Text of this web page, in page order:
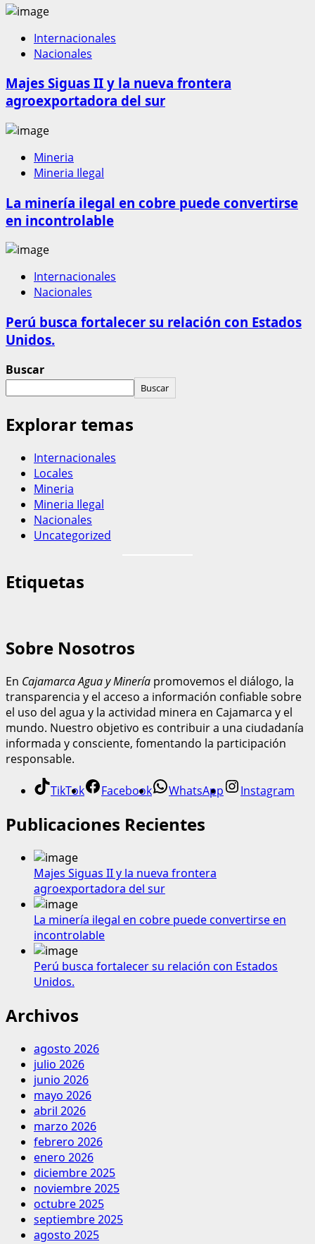
Internacionales
Nacionales
Majes Siguas II y la nueva frontera
agroexportadora del sur
Mineria
Mineria Ilegal
La minería ilegal en cobre puede convertirse
en incontrolable
Internacionales
Nacionales
Perú busca fortalecer su relación con Estados
Unidos.
Buscar
Buscar
Explorar temas
Internacionales
Locales
Mineria
Mineria Ilegal
Nacionales
Uncategorized
Etiquetas
Sobre Nosotros
En Cajamarca Agua y Minería promovemos el diálogo, la
transparencia y el acceso a información confiable sobre
el uso del agua y la actividad minera en Cajamarca y el
mundo. Nuestro objetivo es contribuir a una ciudadanía
informada y consciente, fomentando la participación
responsable.
TikTok Facebook WhatsApp Instagram
Publicaciones Recientes
Majes Siguas II y la nueva frontera
agroexportadora del sur
La minería ilegal en cobre puede convertirse en
incontrolable
Perú busca fortalecer su relación con Estados
Unidos.
Archivos
agosto 2026
julio 2026
junio 2026
mayo 2026
abril 2026
marzo 2026
febrero 2026
enero 2026
diciembre 2025
noviembre 2025
octubre 2025
septiembre 2025
agosto 2025